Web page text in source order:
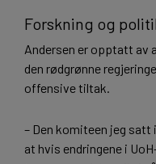
Forskning og
Andersen er opptatt av
den rødgrønne
offensive tiltak.
– Den komiteen jeg
at hvis endringene i